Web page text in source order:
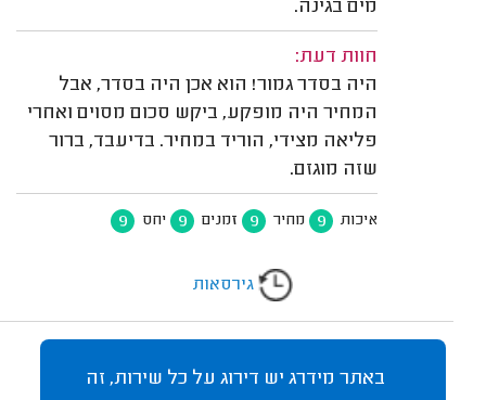
מים בגינה.
חוות דעת:
היה בסדר גמור! הוא אכן היה בסדר, אבל
המחיר היה מופקע, ביקש סכום מסוים ואחרי
פליאה מצידי, הוריד במחיר. בדיעבד, ברור
שזה מוגזם.
איכות 9 מחיר 9 זמנים 9 יחס 9
גירסאות
באתר מידרג יש דירוג על כל שירות, זה